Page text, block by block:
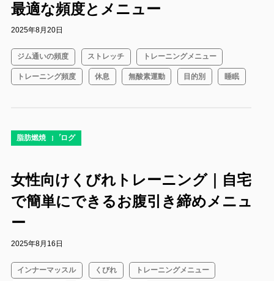
最適な頻度とメニュー
2025年8月20日
ジム通いの頻度 ストレッチ トレーニングメニュー
トレーニング頻度 休息 無酸素運動 目的別 睡眠
コラム
ダイエット
ダイエットブログ
有酸素運動
脂肪燃焼
女性向けくびれトレーニング｜自宅
で簡単にできるお腹引き締めメニュ
ー
2025年8月16日
インナーマッスル くびれ トレーニングメニュー